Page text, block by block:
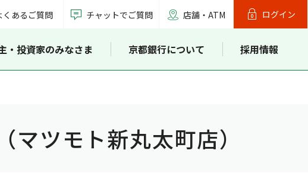
くあるご質問 チャットでご質問 店舗・ATM ログイン
・投資家のみなさま 京都銀行について 採用情報
ツモト新丸太町店）